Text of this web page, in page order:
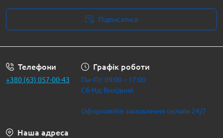
Підписатися
Телефони
+380 (63) 057-00-43
Графік роботи
Пн–Пт: 09:00 – 17:00
Сб-Нд: Вихідний
Оформляйте замовлення онлайн 24/7
Наша адреса